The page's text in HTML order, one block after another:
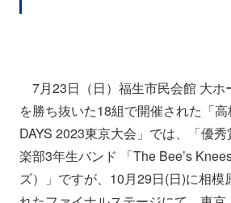
7月23日（日）福生市民会館 大ホ
を勝ち抜いた18組で開催された「
DAYS 2023東京大会」では、「優
楽部3年生バンド 「The Bee’s
ズ）」ですが、10月29日(日)に相模